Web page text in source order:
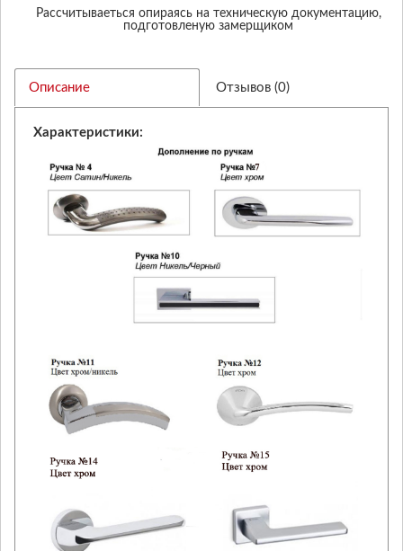
Рассчитываеться опираясь на техническую документацию,
подготовленую замерщиком
Описание Отзывов (0)
Характеристики: